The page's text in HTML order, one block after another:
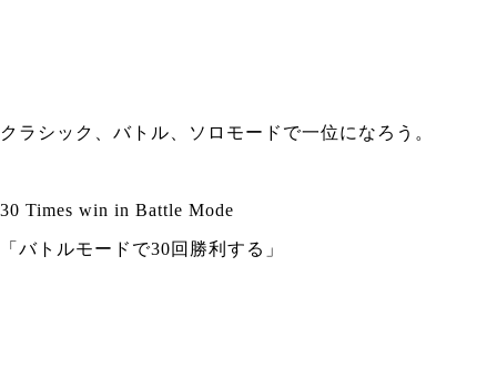
クラシック、バトル、ソロモードで一位になろう。
30 Times win in Battle Mode
「バトルモードで30回勝利する」